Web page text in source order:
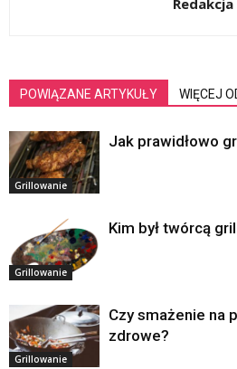
Redakcja
POWIĄZANE ARTYKUŁY WIĘCEJ
Grillowanie
Jak prawidłowo
Grillowanie
Kim był twórcą
Grillowanie
Czy smażenie na
zdrowe?